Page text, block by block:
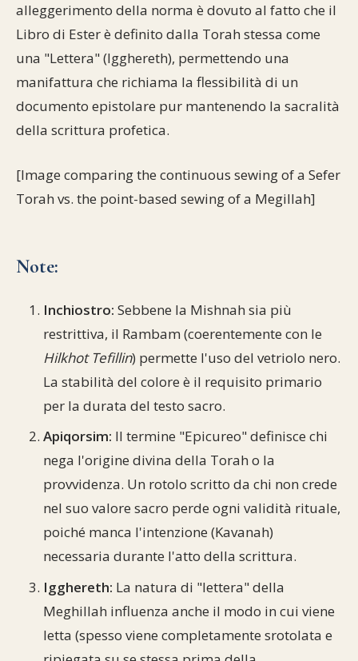
alleggerimento della norma è dovuto al fatto che il
Libro di Ester è definito dalla Torah stessa come
una "Lettera" (Igghereth), permettendo una
manifattura che richiama la flessibilità di un
documento epistolare pur mantenendo la sacralità
della scrittura profetica.
[Image comparing the continuous sewing of a Sefer
Torah vs. the point-based sewing of a Megillah]
Note:
Inchiostro: Sebbene la Mishnah sia più
restrittiva, il Rambam (coerentemente con le
Hilkhot Tefillin) permette l'uso del vetriolo nero.
La stabilità del colore è il requisito primario
per la durata del testo sacro.
Apiqorsim: Il termine "Epicureo" definisce chi
nega l'origine divina della Torah o la
provvidenza. Un rotolo scritto da chi non crede
nel suo valore sacro perde ogni validità rituale,
poiché manca l'intenzione (Kavanah)
necessaria durante l'atto della scrittura.
Igghereth: La natura di "lettera" della
Meghillah influenza anche il modo in cui viene
letta (spesso viene completamente srotolata e